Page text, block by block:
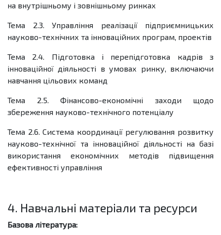
на внутрішньому і зовнішньому ринках
Тема 2.3. Управління реалізації підприємницьких
науково-технічних та інноваційних програм, проектів
Тема 2.4. Підготовка і перепідготовка кадрів з
інноваційної діяльності в умовах ринку, включаючи
навчання цільових команд
Тема 2.5. Фінансово-економічні заходи щодо
збереження науково-технічного потенціалу
Тема 2.6. Система координації регулювання розвитку
науково-технічної та інноваційної діяльності на базі
використання економічних методів підвищення
ефективності управління
4. Навчальні матеріали та ресурси
Базова література: